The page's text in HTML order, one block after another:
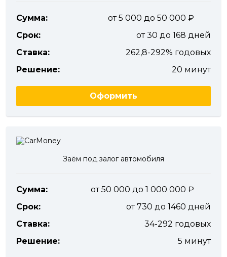
Сумма:
от 5 000 до 50 000
Срок:
от 30 до 168 дней
Ставка:
262,8-292% годовых
Решение:
20 минут
Оформить
Заём под залог автомобиля
Сумма:
от 50 000 до 1 000 000
Срок:
от 730 до 1460 дней
Ставка:
34-292 годовых
Решение:
5 минут